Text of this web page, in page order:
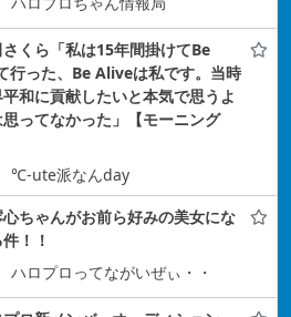
さくら「私は15年間掛けてBe
行った、Be Aliveは私です。当時
和に貢献したいと本気で思うよ
ってなかった」【モーニング
℃-ute派なんday
ちゃんがお前ら好みの美女にな
！！
ハロプロってながいぜぃ・・